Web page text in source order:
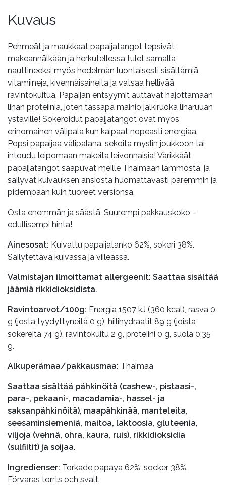
Kuvaus
Pehmeät ja maukkaat papaijatangot tepsivät
makeannälkään ja herkutellessa tulet samalla
nauttineeksi myös hedelmän luontaisesti sisältämiä
vitamiineja, kivennäisaineita ja vatsaa hellivää
ravintokuitua. Papaijan entsyymit auttavat hajottamaan
lihan proteiinia, joten tässäpä mainio jälkiruoka liharuuan
ystäville! Sokeroidut papaijatangot ovat myös
erinomainen välipala kun kaipaat nopeasti energiaa.
Popsi papaijaa välipalana, sekoita myslin joukkoon tai
intoudu leipomaan makeita leivonnaisia! Värikkäät
papaijatangot saapuvat meille Thaimaan lämmöstä, ja
säilyvät kuivauksen ansiosta huomattavasti paremmin ja
pidempään kuin tuoreet versionsa.
Osta enemmän ja säästä. Suurempi pakkauskoko –
edullisempi hinta!
Ainesosat: Kuivattu papaijatanko 62%, sokeri 38%.
Säilytettävä kuivassa ja viileässä.
Valmistajan ilmoittamat allergeenit: Saattaa sisältää
jäämiä rikkidioksidista.
Ravintoarvot/100g: Energia 1507 kJ (360 kcal), rasva 0
g (josta tyydyttyneitä 0 g), hiilihydraatit 89 g (joista
sokereita 74 g), ravintokuitu 2 g, proteiini 0 g, suola 0,35
g.
Alkuperämaa/pakkausmaa: Thaimaa
Saattaa sisältää pähkinöitä (cashew-, pistaasi-,
para-, pekaani-, macadamia-, hassel- ja
saksanpähkinöitä), maapähkinää, manteleita,
seesaminsiemeniä, maitoa, laktoosia, gluteenia,
viljoja (vehnä, ohra, kaura, ruis), rikkidioksidia
(sulfiitit) ja soijaa.
Ingredienser: Torkade papaya 62%, socker 38%.
Förvaras torrts och svalt.